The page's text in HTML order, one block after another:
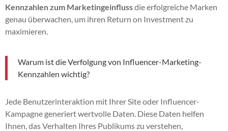
Kennzahlen zum Marketingeinflussdie erfolgreiche Marken
genau überwachen, um ihren Return on Investment zu
maximieren.
Warum ist die Verfolgung von Influencer-Marketing-
Kennzahlen wichtig?
Jede Benutzerinteraktion mit Ihrer Site oder Influencer-
Kampagne generiert wertvolle Daten. Diese Daten helfen
Ihnen, das Verhalten Ihres Publikums zu verstehen,